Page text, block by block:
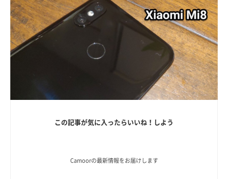
この記事が気に入ったらいいね！しよう
Camoorの最新情報をお届けします